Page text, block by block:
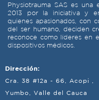
Physiotrauma SAS es
2013 por la iniciativa y
quienes apasionados, con
del ser humano, deciden
reconoce como líderes en
dispositivos médicos.
Dirección:
Cra. 38 #12a - 66, Acopi ,
Yumbo, Valle del Cauca